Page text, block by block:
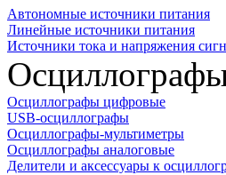
Автономные источники питания
Линейные источники питания
Источники тока и напряжения
Осциллографы цифровые
USB-осциллографы
Осциллографы-мультиметры
Осциллографы аналоговые
Делители и аксессуары к